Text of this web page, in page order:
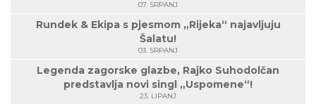
07. SRPANJ
Rundek & Ekipa s pjesmom „Rijeka“ najavljuju
Šalatu!
03. SRPANJ
Legenda zagorske glazbe, Rajko Suhodolčan
predstavlja novi singl „Uspomene“!
23. LIPANJ